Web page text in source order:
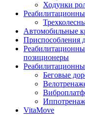
Ходунки
Автомобильные
Приспособления
позиционеры
Беговые
VitaMove